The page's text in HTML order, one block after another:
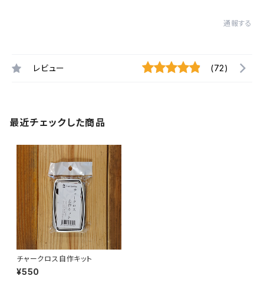
通報する
レビュー (72)
最近チェックした商品
チャークロス自作キット
¥550